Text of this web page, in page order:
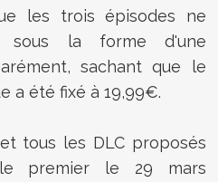
les trois épisodes ne
sous la forme d'une
sachant que le
a été fixé à 19,99€.
tous les DLC proposés
premier le 29 mars